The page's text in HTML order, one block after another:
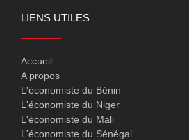
LIENS UTILES
Accueil
A propos
L'économiste du Bénin
L'économiste du Niger
L'économiste du Mali
L'économiste du Sénégal